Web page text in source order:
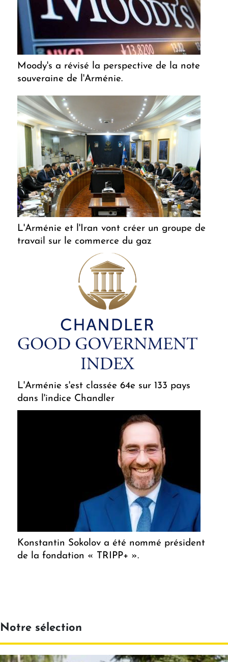
Moody's a révisé la perspective de la note
souveraine de l'Arménie.
L'Arménie et l'Iran vont créer un groupe de
travail sur le commerce du gaz
L'Arménie s'est classée 64e sur 133 pays
dans l'indice Chandler
Konstantin Sokolov a été nommé président
de la fondation « TRIPP+ ».
Notre sélection